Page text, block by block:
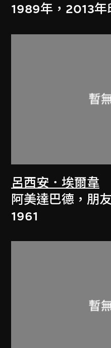
1989年，2013年
呂西安．埃爾韋
阿美達巴德，朋
1961